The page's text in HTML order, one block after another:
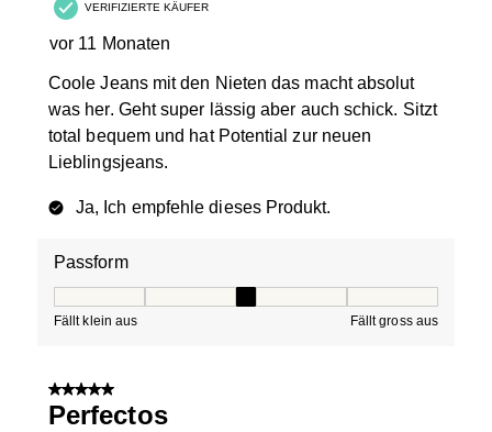
VERIFIZIERTE KÄUFER
vor 11 Monaten
Coole Jeans mit den Nieten das macht absolut
was her. Geht super lässig aber auch schick. Sitzt
total bequem und hat Potential zur neuen
Lieblingsjeans.
Ja, Ich empfehle dieses Produkt.
Passform
Fällt klein aus Fällt gross aus
5 von 5 Sternen.
Perfectos